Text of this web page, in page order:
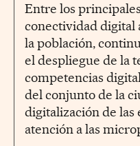
Entre los
conectividad digital
la población,
el despliegue de la
competencias
del conjunto de la
digitalización de las
atención a las